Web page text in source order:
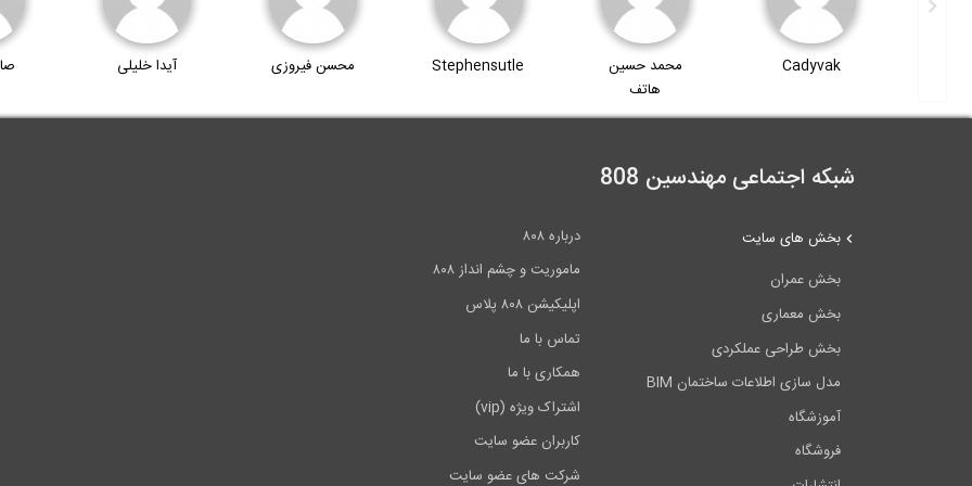
Cadyvak
محمد حسین
هاتف
Stephensutle محسن فیروزی آیدا خلیلی
شبکه اجتماعی مهندسین 808
درباره ۸۰۸
ماموریت و چشم انداز ۸۰۸
اپلیکیشن ۸۰۸ پلاس
تماس با ما
همکاری با ما
اشتراک ویژه (vip)
کاربران عضو سایت
شرکت های عضو سایت
بخش های سایت
بخش عمران
بخش معماری
بخش طراحی عملکردی
مدل سازی اطلاعات ساختمان BIM
آموزشگاه
فروشگاه